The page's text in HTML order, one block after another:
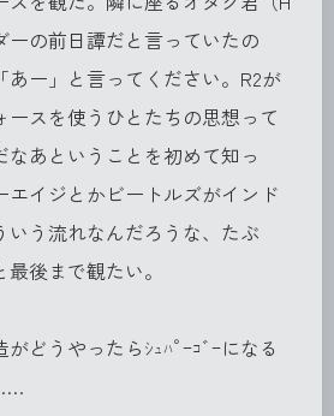
ーの前日譚だと言っていたの
あー」と言ってください。R2が
ースを使うひとたちの思想って
なあということを初めて知っ
エイジとかビートルズがインド
いう流れなんだろうな、たぶ
後まで観たい。
どうやったらｼｭﾊﾟｰｺﾞｰになる